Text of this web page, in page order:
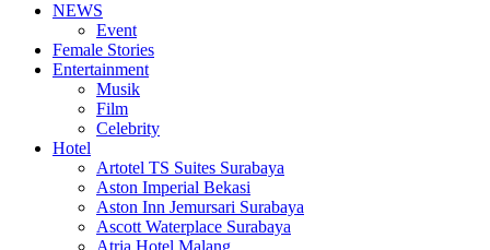
NEWS
Event
Female Stories
Entertainment
Musik
Film
Celebrity
Hotel
Artotel TS Suites Surabaya
Aston Imperial Bekasi
Aston Inn Jemursari Surabaya
Ascott Waterplace Surabaya
Atria Hotel Malang